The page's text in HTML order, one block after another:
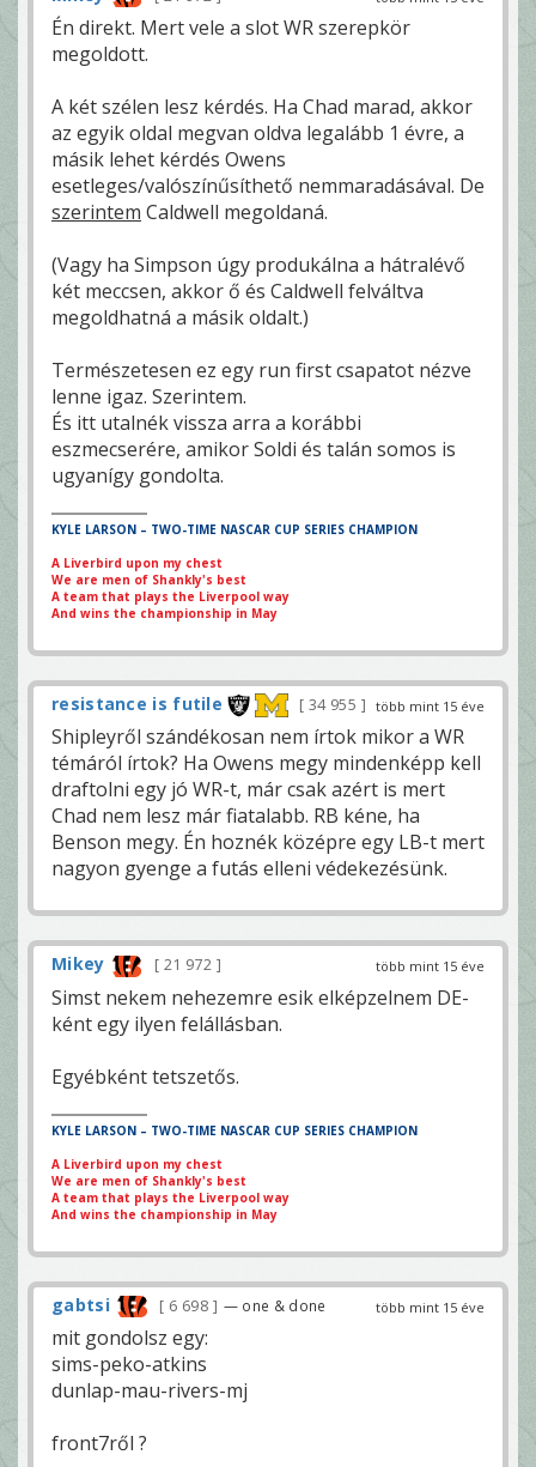
Én direkt. Mert vele a slot WR szerepkör
megoldott.
A két szélen lesz kérdés. Ha Chad marad, akkor
az egyik oldal megvan oldva legalább 1 évre, a
másik lehet kérdés Owens
esetleges/valószínűsíthető nemmaradásával. De
szerintem Caldwell megoldaná.
(Vagy ha Simpson úgy produkálna a hátralévő
két meccsen, akkor ő és Caldwell felváltva
megoldhatná a másik oldalt.)
Természetesen ez egy run first csapatot nézve
lenne igaz. Szerintem.
És itt utalnék vissza arra a korábbi
eszmecserére, amikor Soldi és talán somos is
ugyanígy gondolta.
KYLE LARSON – TWO-TIME NASCAR CUP SERIES CHAMPION
A Liverbird upon my chest
We are men of Shankly's best
A team that plays the Liverpool way
And wins the championship in May
több mint 15 éve
resistance is futile 34 955
Shipleyről szándékosan nem írtok mikor a WR
témáról írtok? Ha Owens megy mindenképp kell
draftolni egy jó WR-t, már csak azért is mert
Chad nem lesz már fiatalabb. RB kéne, ha
Benson megy. Én hoznék középre egy LB-t mert
nagyon gyenge a futás elleni védekezésünk.
több mint 15 éve
Mikey 21 972
Simst nekem nehezemre esik elképzelnem DE-
ként egy ilyen felállásban.
Egyébként tetszetős.
KYLE LARSON – TWO-TIME NASCAR CUP SERIES CHAMPION
A Liverbird upon my chest
We are men of Shankly's best
A team that plays the Liverpool way
And wins the championship in May
több mint 15 éve
gabtsi 6 698 — one & done
mit gondolsz egy:
sims-peko-atkins
dunlap-mau-rivers-mj
front7ről ?